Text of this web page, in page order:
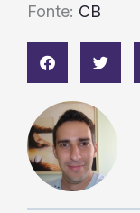
Fonte: CB